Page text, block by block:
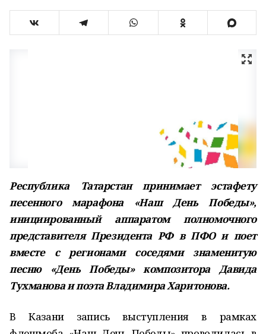
Республика Татарстан принимает эстафету
песенного марафона «Наш День Победы»,
инициированный аппаратом полномочного
представителя Президента РФ в ПФО и поет
вместе с регионами соседями знаменитую
песню «День Победы» композитора Давида
Тухманова и поэта Владимира Харитонова.
В Казани запись выступления в рамках